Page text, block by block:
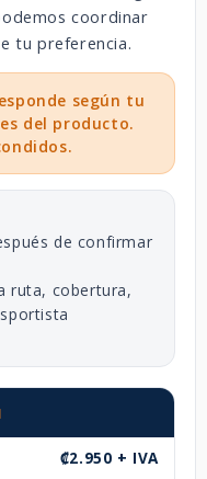
coordinar
tu preferencia.
según tu
del producto.
de confirmar
ruta, cobertura,
₡2.950 + IVA